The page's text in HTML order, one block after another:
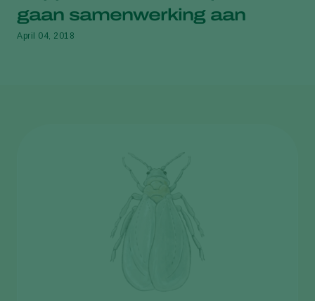
gaan samenwerking aan
April 04, 2018